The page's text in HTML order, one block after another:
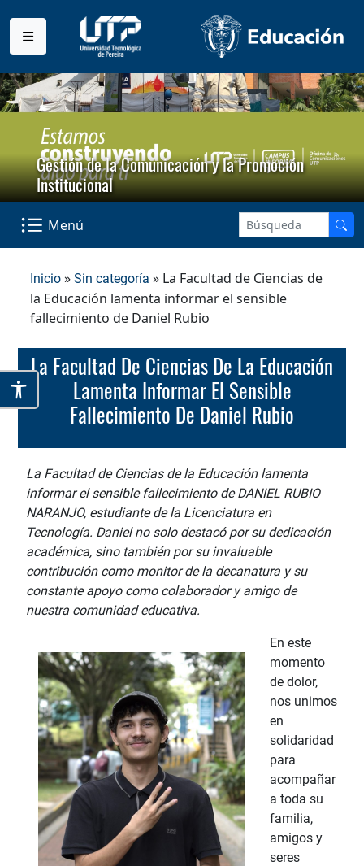
Gestión de la Comunicación y la Promoción
Institucional
Menú
Inicio » Sin categoría » La Facultad de Ciencias de
la Educación lamenta informar el sensible
fallecimiento de Daniel Rubio
La Facultad De Ciencias De La Educación
Lamenta Informar El Sensible
Fallecimiento De Daniel Rubio
La Facultad de Ciencias de la Educación lamenta
informar el sensible fallecimiento de DANIEL RUBIO
NARANJO, estudiante de la Licenciatura en
Tecnología. Daniel no solo destacó por su dedicación
académica, sino también por su invaluable
contribución como monitor de la decanatura y su
constante apoyo como colaborador y amigo de
nuestra comunidad educativa.
En este
momento
de dolor,
nos unimos
en
solidaridad
para
acompañar
a toda su
familia,
amigos y
seres